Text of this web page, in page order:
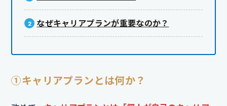
なぜキャリアプランが重要なのか？
①キャリアプランとは何か？